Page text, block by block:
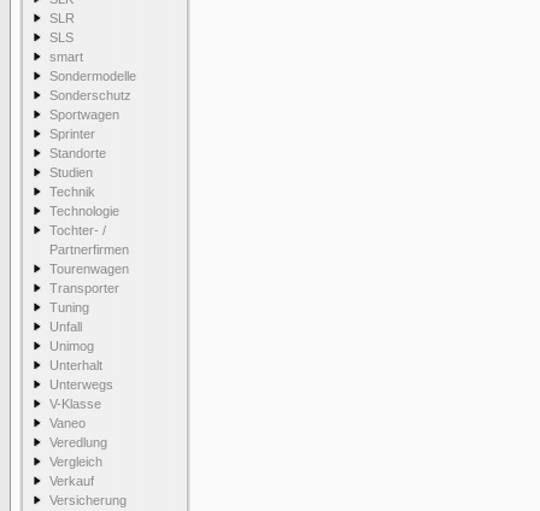
SLR
SLS
smart
Sondermodelle
Sonderschutz
Sportwagen
Sprinter
Standorte
Studien
Technik
Technologie
Tochter- /
Partnerfirmen
Tourenwagen
Transporter
Tuning
Unfall
Unimog
Unterhalt
Unterwegs
V-Klasse
Vaneo
Veredlung
Vergleich
Verkauf
Versicherung